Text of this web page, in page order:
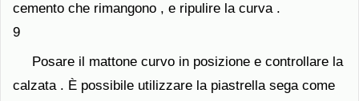
cemento che rimangono , e ripulire la curva .
9
Posare il mattone curvo in posizione e controllare la
calzata . È possibile utilizzare la piastrella sega come